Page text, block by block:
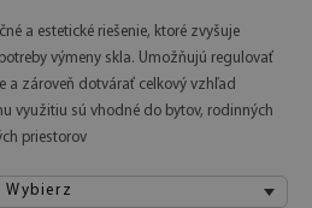
a estetické riešenie, ktoré zvyšuje
výmeny skla. Umožňujú regulovať
a zároveň dotvárať celkový vzhľad
využitiu sú vhodné do bytov, rodinných
priestorov
Wybierz